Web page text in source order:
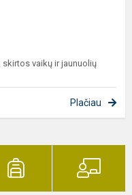
vaikų ir jaunuolių
Plačiau